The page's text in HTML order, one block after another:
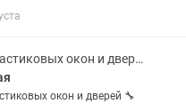
- ремонт москитных
ремонт пластиковых окон и дверей
окон и дверей 🔧